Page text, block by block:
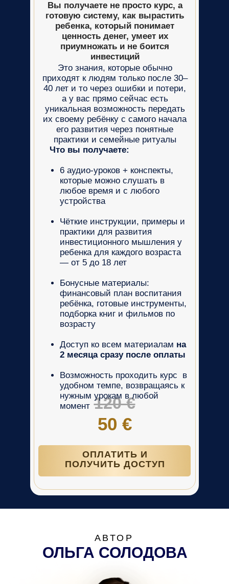
50 €
120 €
Вы получаете не просто курс, а
готовую систему, как вырастить
ребенка, который понимает
ценность денег, умеет их
приумножать и не боится
инвестиций
Что вы получаете:
6 аудио-уроков + конспекты,
которые можно слушать в
любое время и с любого
устройства
Чёткие инструкции, примеры и
практики для развития
инвестиционного мышления у
ребенка для каждого возраста
— от 5 до 18 лет
Бонусные материалы:
финансовый план воспитания
ребёнка, готовые инструменты,
подборка книг и фильмов по
возрасту
Доступ ко всем материалам на
2 месяца сразу после оплаты
Возможность проходить курс в
удобном темпе, возвращаясь к
нужным урокам в любой
момент
Это знания, которые обычно
приходят к людям только после 30–
40 лет и то через ошибки и потери,
а у вас прямо сейчас есть
уникальная возможность передать
их своему ребёнку с самого начала
его развития через понятные
практики и семейные ритуалы
ОПЛАТИТЬ И
ПОЛУЧИТЬ ДОСТУП
АВТОР
ОЛЬГА СОЛОДОВА